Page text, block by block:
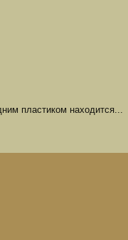
пластиком находится...